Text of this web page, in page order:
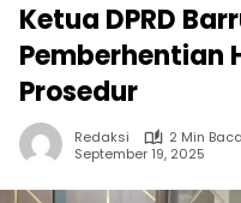
Ketua DPRD
Pemberhentian
Prosedur
Redaksi
2 Min Baca
September 19, 2025